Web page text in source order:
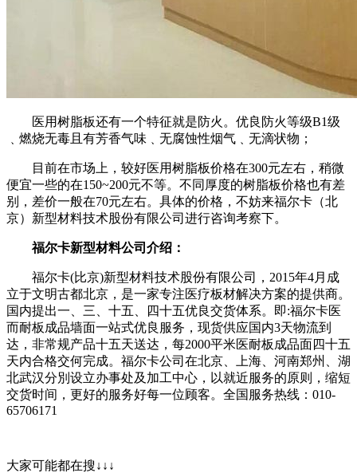
医用树脂板还有一个特征就是防火。优良防火等级B1级
﹑燃烧无毒且有芳香气味﹑无腐蚀性烟气﹑无滴状物；
目前在市场上，较好医用树脂板价格在300元左右，稍微
便宜一些的在150~200元不等。不同厚度的树脂板价格也有差
别，差价一般在70元左右。具体的价格，不妨来福尔卡（北
京）新型材料技术股份有限公司进行咨询考察下。
福尔卡新型材料公司介绍：
福尔卡(比京)新型材料技术股份有限公司，2015年4月成
立于文明古都北京，是一家专注医疗板材解决方案的提供商。
国内提出一、三、十五、四十五优良交货体系。即:福尔卡医
而耐板成品墙面一站式优良服务，现货供应国内3天物流到
达，非常规产品十五天送达，每2000平米医耐板成品面四十五
天内合格交何完成。福尔卡公司在北京、上海、河南郑州、湖
北武汉分別设立办事处及加工中心，以就近服务的原则，缩短
交货时间，更好的服务好每一位顾客。全国服务热线：010-
65706171
大家可能都在搜↓↓↓